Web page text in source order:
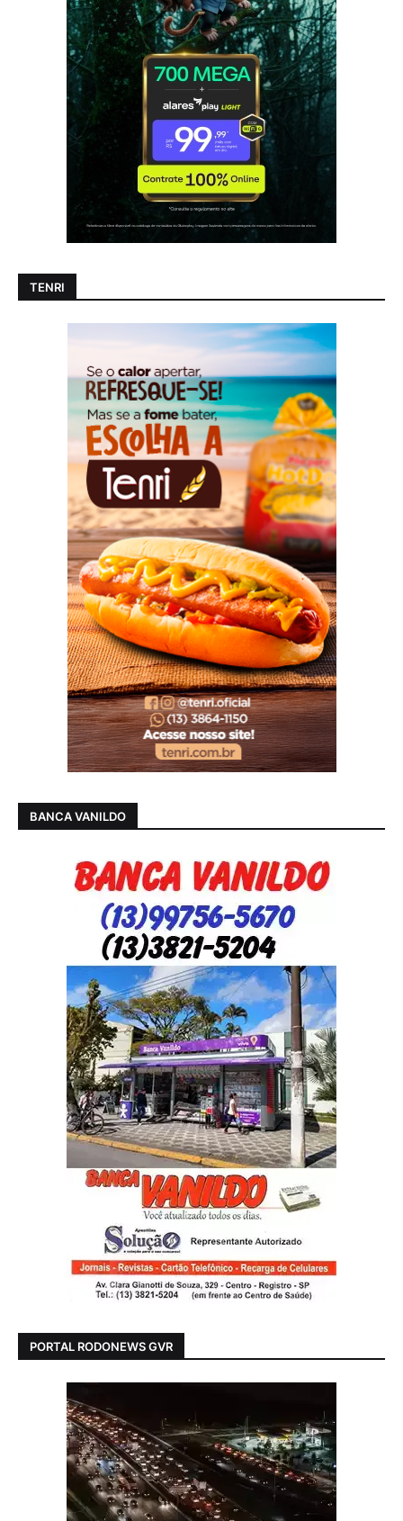
TENRI
BANCA VANILDO
PORTAL RODONEWS GVR